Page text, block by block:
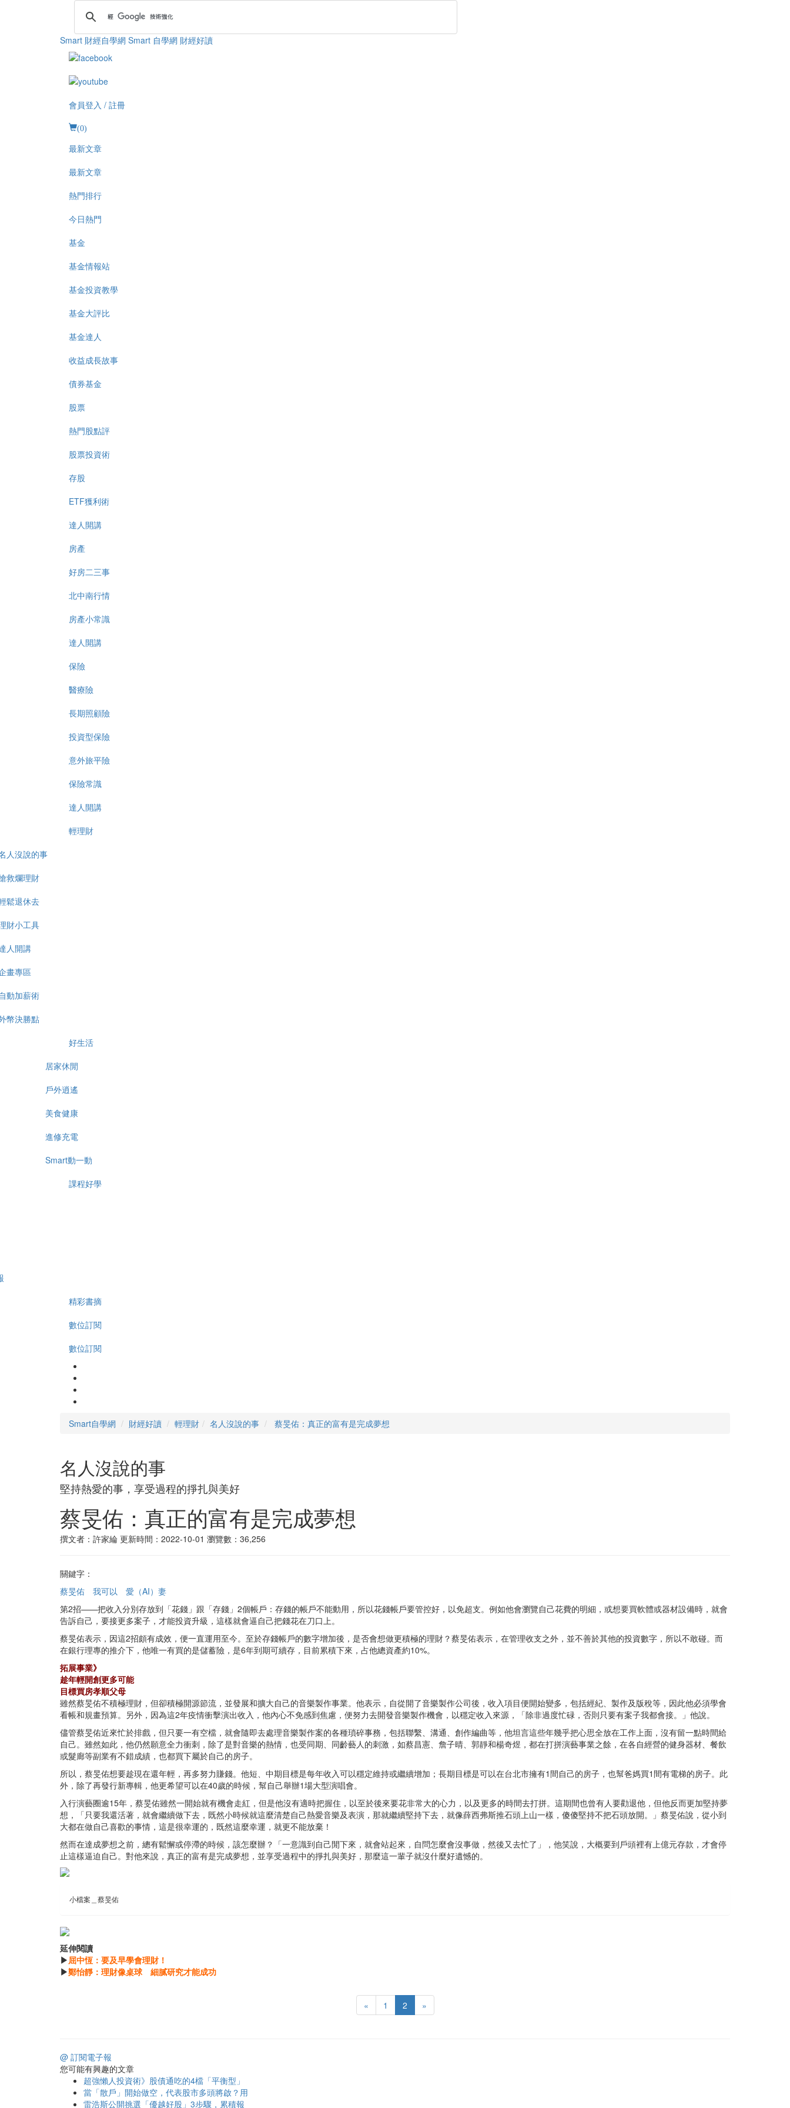
Smart 財經自學網 Smart 自學網 財經好讀
會員登入 / 註冊
(0)
最新文章
最新文章
熱門排行
今日熱門
基金
基金情報站
基金投資教學
基金大評比
基金達人
收益成長故事
債券基金
股票
熱門股點評
股票投資術
存股
ETF獲利術
達人開講
房產
好房二三事
北中南行情
房產小常識
達人開講
保險
醫療險
長期照顧險
投資型保險
意外旅平險
保險常識
達人開講
輕理財
人沒說的事
救爛理財
鬆退休去
財小工具
人開講
畫專區
動加薪術
幣決勝點
好生活
居家休閒
戶外逍遙
美食健康
進修充電
Smart動一動
課程好學
精彩書摘
數位訂閱
數位訂閱
Smart自學網 財經好讀 輕理財 名人沒說的事 蔡旻佑：真正的富有是完成夢想
名人沒說的事
堅持熱愛的事，享受過程的掙扎與美好
蔡旻佑：真正的富有是完成夢想
撰文者：許家綸 更新時間：2022-10-01 瀏覽數：36,256
關鍵字：
蔡旻佑
我可以
愛（AI）妻
第2招——把收入分別存放到「花錢」跟「存錢」2個帳戶：存錢的帳戶不能動用，所以花錢帳戶要管控好，以免超支。例如他會瀏覽自己花費的明細，或想要買軟體或器材設備時，就會
告訴自己，要接更多案子，才能投資升級，這樣就會逼自己把錢花在刀口上。
蔡旻佑表示，因這2招頗有成效，便一直運用至今。至於存錢帳戶的數字增加後，是否會想做更積極的理財？蔡旻佑表示，在管理收支之外，並不善於其他的投資數字，所以不敢碰。而
在銀行理專的推介下，他唯一有買的是儲蓄險，是6年到期可續存，目前累積下來，占他總資產約10%。
拓展事業》
趁年輕開創更多可能
目標買房孝順父母
雖然蔡旻佑不積極理財，但卻積極開源節流，並發展和擴大自己的音樂製作事業。他表示，自從開了音樂製作公司後，收入項目便開始變多，包括經紀、製作及版稅等，因此他必須學會
看帳和規畫預算。另外，因為這2年疫情衝擊演出收入，他內心不免感到焦慮，便努力去開發音樂製作機會，以穩定收入來源，「除非過度忙碌，否則只要有案子我都會接。」他說。
儘管蔡旻佑近來忙於排戲，但只要一有空檔，就會隨即去處理音樂製作案的各種瑣碎事務，包括聯繫、溝通、創作編曲等，他坦言這些年幾乎把心思全放在工作上面，沒有留一點時間給
自己。雖然如此，他仍然願意全力衝刺，除了是對音樂的熱情，也受同期、同齡藝人的刺激，如蔡昌憲、詹子晴、郭靜和楊奇煜，都在打拼演藝事業之餘，在各自經營的健身器材、餐飲
或髮廊等副業有不錯成績，也都買下屬於自己的房子。
所以，蔡旻佑想要趁現在還年輕，再多努力賺錢。他短、中期目標是每年收入可以穩定維持或繼續增加；長期目標是可以在台北市擁有1間自己的房子，也幫爸媽買1間有電梯的房子。此
外，除了再發行新專輯，他更希望可以在40歲的時候，幫自己舉辦1場大型演唱會。
入行演藝圈逾15年，蔡旻佑雖然一開始就有機會走紅，但是他沒有適時把握住，以至於後來要花非常大的心力，以及更多的時間去打拼。這期間也曾有人要勸退他，但他反而更加堅持夢
想，「只要我還活著，就會繼續做下去，既然小時候就這麼清楚自己熱愛音樂及表演，那就繼續堅持下去，就像薛西弗斯推石頭上山一樣，傻傻堅持不把石頭放開。」蔡旻佑說，從小到
大都在做自己喜歡的事情，這是很幸運的，既然這麼幸運，就更不能放棄！
然而在達成夢想之前，總有鬆懈或停滯的時候，該怎麼辦？「一意識到自己閒下來，就會站起來，自問怎麼會沒事做，然後又去忙了」，他笑說，大概要到戶頭裡有上億元存款，才會停
止這樣逼迫自己。對他來說，真正的富有是完成夢想，並享受過程中的掙扎與美好，那麼這一輩子就沒什麼好遺憾的。
小檔案＿蔡旻佑
延伸閱讀
▶屈中恆：要及早學會理財！
▶鄭怡靜：理財像桌球 細膩研究才能成功
« 1 2 »
@ 訂閱電子報
您可能有興趣的文章
超強懶人投資術》股債通吃的4檔「平衡型」
當「散戶」開始做空，代表股市多頭將啟？用
雷浩斯公開挑選「優越好股」3步驟，累積報